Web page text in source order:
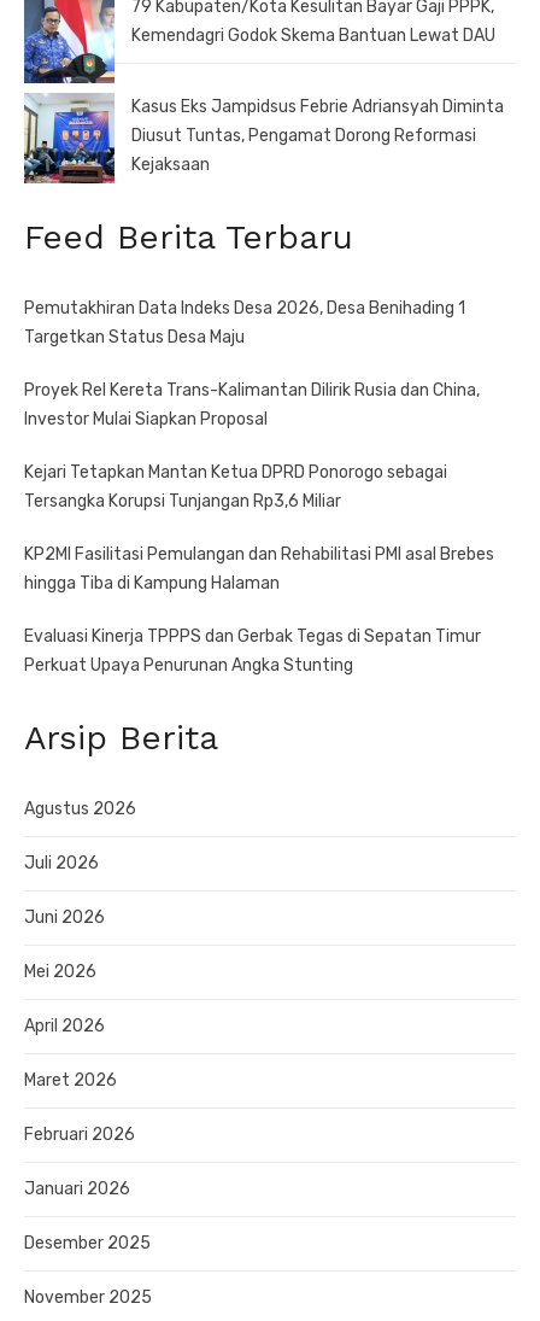
79 Kabupaten/Kota Kesulitan Bayar Gaji PPPK,
Kemendagri Godok Skema Bantuan Lewat DAU
Kasus Eks Jampidsus Febrie Adriansyah Diminta
Diusut Tuntas, Pengamat Dorong Reformasi
Kejaksaan
Feed Berita Terbaru
Pemutakhiran Data Indeks Desa 2026, Desa Benihading 1
Targetkan Status Desa Maju
Proyek Rel Kereta Trans-Kalimantan Dilirik Rusia dan China,
Investor Mulai Siapkan Proposal
Kejari Tetapkan Mantan Ketua DPRD Ponorogo sebagai
Tersangka Korupsi Tunjangan Rp3,6 Miliar
KP2MI Fasilitasi Pemulangan dan Rehabilitasi PMI asal Brebes
hingga Tiba di Kampung Halaman
Evaluasi Kinerja TPPPS dan Gerbak Tegas di Sepatan Timur
Perkuat Upaya Penurunan Angka Stunting
Arsip Berita
Agustus 2026
Juli 2026
Juni 2026
Mei 2026
April 2026
Maret 2026
Februari 2026
Januari 2026
Desember 2025
November 2025